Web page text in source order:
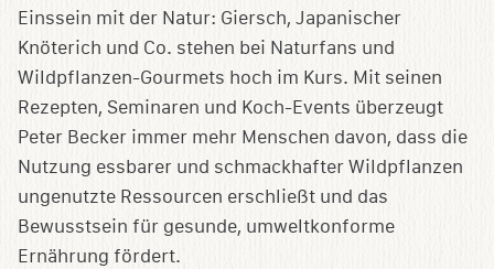
Einssein mit der Natur: Giersch, Japanischer
Knöterich und Co. stehen bei Naturfans und
Wildpflanzen-Gourmets hoch im Kurs. Mit seinen
Rezepten, Seminaren und Koch-Events überzeugt
Peter Becker immer mehr Menschen davon, dass die
Nutzung essbarer und schmackhafter Wildpflanzen
ungenutzte Ressourcen erschließt und das
Bewusstsein für gesunde, umweltkonforme
Ernährung fördert.